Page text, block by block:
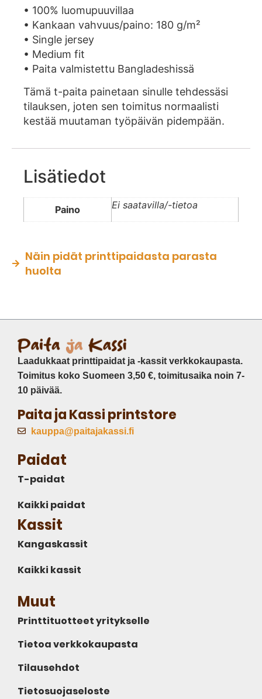
• 100% luomupuuvillaa
• Kankaan vahvuus/paino: 180 g/m²
• Single jersey
• Medium fit
• Paita valmistettu Bangladeshissä
Tämä t-paita painetaan sinulle tehdessäsi
tilauksen, joten sen toimitus normaalisti
kestää muutaman työpäivän pidempään.
Lisätiedot
Paino Ei saatavilla/-tietoa
Näin pidät printtipaidasta parasta
huolta
Laadukkaat printtipaidat ja -kassit verkkokaupasta.
Toimitus koko Suomeen 3,50 €, toimitusaika noin 7-
10 päivää.
Paita ja Kassi printstore
kauppa@paitajakassi.fi
Paidat
T-paidat
Kaikki paidat
Kassit
Kangaskassit
Kaikki kassit
Muut
Printtituotteet yritykselle
Tietoa verkkokaupasta
Tilausehdot
Tietosuojaseloste